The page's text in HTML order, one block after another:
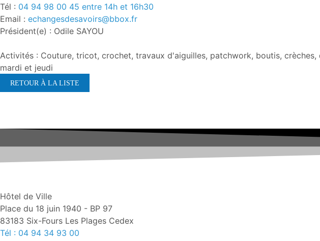
Tél : 04 94 98 00 45 entre 14h et 16h30
Email : echangesdesavoirs@bbox.fr
Président(e) : Odile SAYOU
Activités : Couture, tricot, crochet, travaux d'aiguilles, patchwork, boutis,
mardi et jeudi
RETOUR À LA LISTE
Hôtel de Ville
Place du 18 juin 1940 - BP 97
83183 Six-Fours Les Plages Cedex
Tél : 04 94 34 93 00